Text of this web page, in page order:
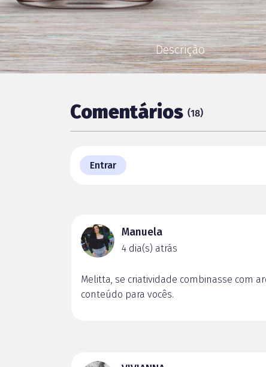
Descrição
Comentários (18)
Entrar
Manuela
4 dia(s) atrás
Melitta, se criatividade combinasse com
conteúdo para vocês.